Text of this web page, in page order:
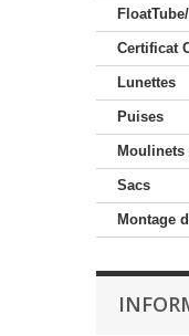
Certificat
Lunettes
Puises
Moulinets
Sacs
Montage